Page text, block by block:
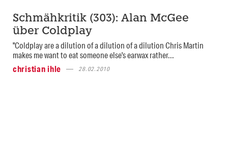
Schmähkritik (303): Alan McGee
über Coldplay
"Coldplay are a dilution of a dilution of a dilution Chris Martin
makes me want to eat someone else's earwax rather...
christian ihle
28.02.2010